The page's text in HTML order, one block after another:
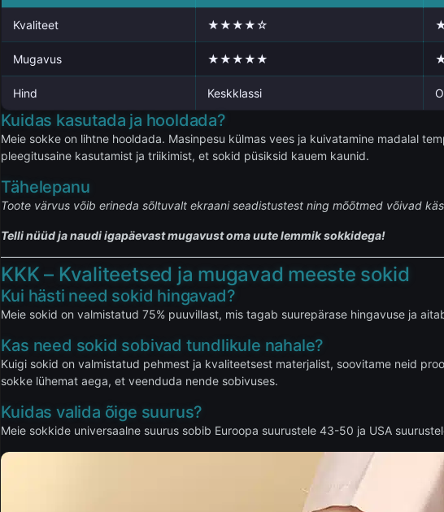
Kvaliteet ★★★★☆
Mugavus ★★★★★
Hind Keskklassi
Kuidas kasutada ja hooldada?
Meie sokke on lihtne hooldada. Masinpesu külmas vees ja kuivatamine madalal
pleegitusaine kasutamist ja triikimist, et sokid püsiksid kauem kaunid.
Tähelepanu
Toote värvus võib erineda sõltuvalt ekraani seadistustest ning mõõtmed võivad
Telli nüüd ja naudi igapäevast mugavust oma uute lemmik sokkidega!
KKK – Kvaliteetsed ja mugavad meeste sokid
Kui hästi need sokid hingavad?
Meie sokid on valmistatud 75% puuvillast, mis tagab suurepärase hingavuse ja
Kas need sokid sobivad tundlikule nahale?
Kuigi sokid on valmistatud pehmest ja kvaliteetsest materjalist, soovitame neid
sokke lühemat aega, et veenduda nende sobivuses.
Kuidas valida õige suurus?
Meie sokkide universaalne suurus sobib Euroopa suurustele 43-50 ja USA